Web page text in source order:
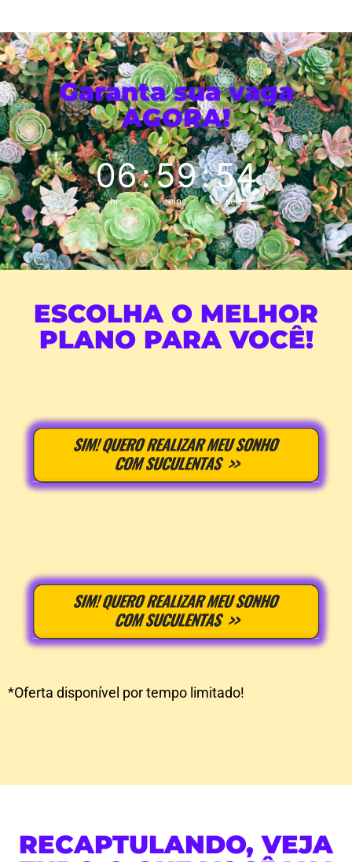
Garanta sua vaga
AGORA!
06
hrs
:59
mins
:52
segs
ESCOLHA O MELHOR
PLANO PARA VOCÊ!
*Oferta disponível por tempo limitado!
RECAPTULANDO, VEJA